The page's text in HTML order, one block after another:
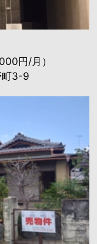
円/月）
町3-9